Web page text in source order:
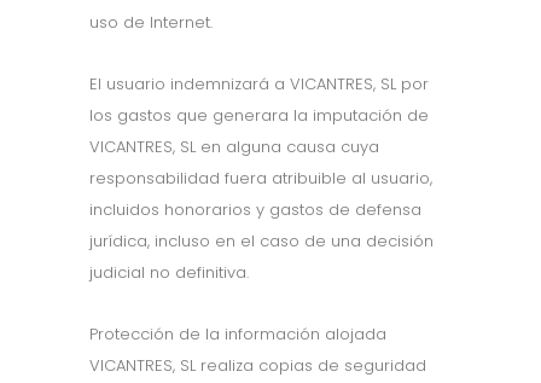
uso de Internet.
El usuario indemnizará a VICANTRES, SL por
los gastos que generara la imputación de
VICANTRES, SL en alguna causa cuya
responsabilidad fuera atribuible al usuario,
incluidos honorarios y gastos de defensa
jurídica, incluso en el caso de una decisión
judicial no definitiva.
Protección de la información alojada
VICANTRES, SL realiza copias de seguridad